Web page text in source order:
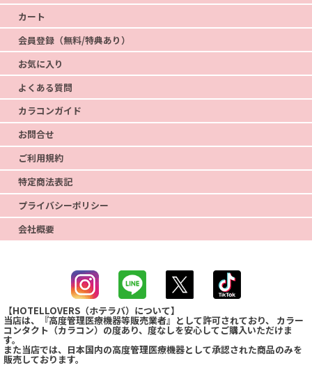
カート
会員登録（無料/特典あり）
お気に入り
よくある質問
カラコンガイド
お問合せ
ご利用規約
特定商法表記
プライバシーポリシー
会社概要
【HOTELLOVERS（ホテラバ）について】
当店は、『高度管理医療機器等販売業者』として許可されており、 カラー
コンタクト（カラコン）の度あり、度なしを安心してご購入いただけま
す。
また当店では、日本国内の高度管理医療機器として承認された商品のみを
販売しております。